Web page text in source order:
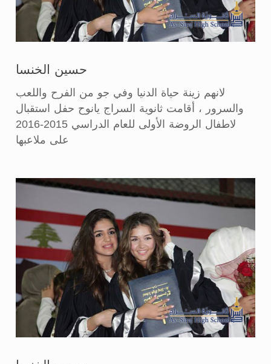
حسين الخنسا
لانهم زينة حياة الدنيا وفي جو من الفرح واللعب
والسرور ، أقامت ثانوية السراج يانوح حفل استقبال
لاطفال الروضة الأولى للعام الدراسي 2015-2016
على ملاعبها